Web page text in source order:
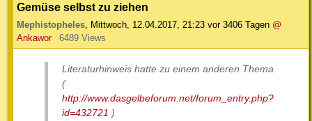
Gemüse selbst zu ziehen
Mephistopheles, Mittwoch, 12.04.2017, 21:23 vor 3406 Tagen @
Ankawor
6489 Views
Literaturhinweis hatte zu einem anderen Thema
(
http://www.dasgelbeforum.net/forum_entry.php?
id=432721 )